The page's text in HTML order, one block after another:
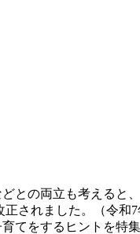
の両立も考えると
されました。（令和
てをするヒントを特